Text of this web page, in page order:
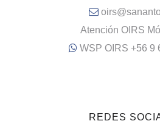
Atención OIRS
WSP OIRS +56 9
REDES